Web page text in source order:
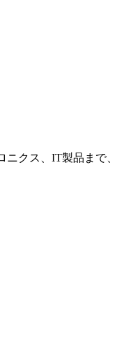
クス、IT製品まで、